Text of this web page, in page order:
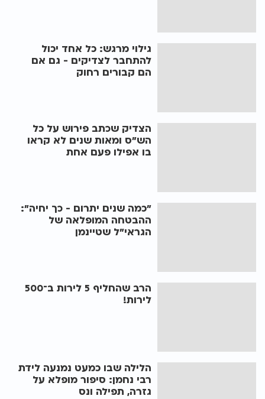
גילוי מרגש: כל אחד יכול
להתחבר לצדיקים - גם אם
הם קבורים רחוק
הצדיק שכתב פירוש על כל
הש"ס ומאות שנים לא קראו
בו אפילו פעם אחת
"כמה שנים יתרום - כך יחיה":
ההבטחה המופלאה של
הגראי"ל שטיינמן
הרב שהחליף 5 לירות ב־500
לירות!
הלילה שבו כמעט נמנעה לידת
רבי נחמן: סיפור מופלא על
גזרה, תפילה ונס